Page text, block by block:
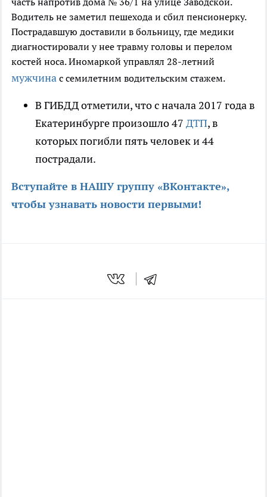
Водитель не заметил пешехода и сбил пенсионерку.
Пострадавшую доставили в больницу, где медики
диагностировали у нее травму головы и перелом
костей носа. Иномаркой управлял 28-летний
мужчина с семилетним водительским стажем.
В ГИБДД отметили, что с начала 2017 года в
Екатеринбурге произошло 47 ДТП, в
которых погибли пять человек и 44
пострадали.
Вступайте в НАШУ группу «ВКонтакте»,
чтобы узнавать новости первыми!